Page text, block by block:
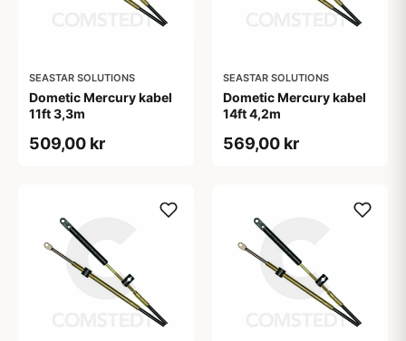
SEASTAR SOLUTIONS
Dometic Mercury kabel
11ft 3,3m
509,00 kr
SEASTAR SOLUTIONS
Dometic Mercury kabel
14ft 4,2m
569,00 kr